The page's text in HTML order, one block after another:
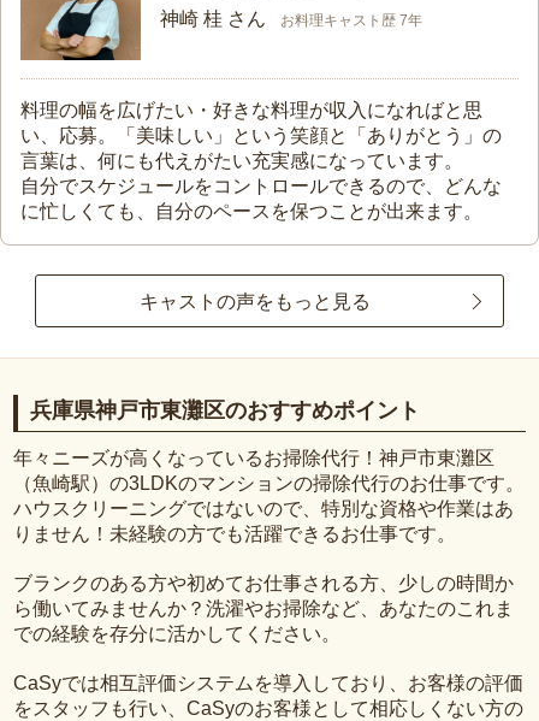
神崎 桂 さん お料理キャスト歴 7年
料理の幅を広げたい・好きな料理が収入になればと思
い、応募。「美味しい」という笑顔と「ありがとう」の
言葉は、何にも代えがたい充実感になっています。
自分でスケジュールをコントロールできるので、どんな
に忙しくても、自分のペースを保つことが出来ます。
キャストの声をもっと見る
兵庫県神戸市東灘区のおすすめポイント
年々ニーズが高くなっているお掃除代行！神戸市東灘区
（魚崎駅）の3LDKのマンションの掃除代行のお仕事です。
ハウスクリーニングではないので、特別な資格や作業はあ
りません！未経験の方でも活躍できるお仕事です。
ブランクのある方や初めてお仕事される方、少しの時間か
ら働いてみませんか？洗濯やお掃除など、あなたのこれま
での経験を存分に活かしてください。
CaSyでは相互評価システムを導入しており、お客様の評価
をスタッフも行い、CaSyのお客様として相応しくない方の